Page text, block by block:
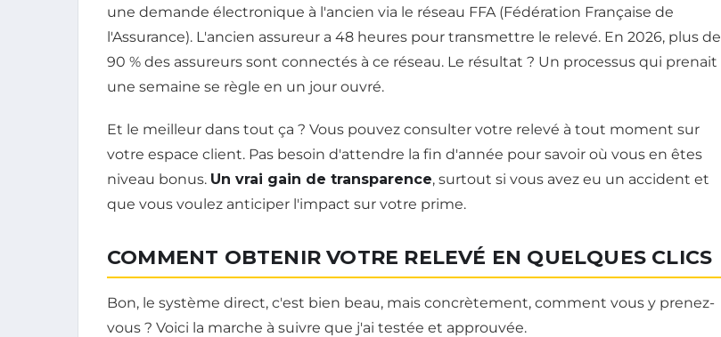
une demande électronique à l'ancien via le réseau FFA (Fédération Française de
l'Assurance). L'ancien assureur a 48 heures pour transmettre le relevé. En 2026, plus de
90 % des assureurs sont connectés à ce réseau. Le résultat ? Un processus qui prenait
une semaine se règle en un jour ouvré.
Et le meilleur dans tout ça ? Vous pouvez consulter votre relevé à tout moment sur
votre espace client. Pas besoin d'attendre la fin d'année pour savoir où vous en êtes
niveau bonus. Un vrai gain de transparence, surtout si vous avez eu un accident et
que vous voulez anticiper l'impact sur votre prime.
COMMENT OBTENIR VOTRE RELEVÉ EN QUELQUES CLICS
Bon, le système direct, c'est bien beau, mais concrètement, comment vous y prenez-
vous ? Voici la marche à suivre que j'ai testée et approuvée.